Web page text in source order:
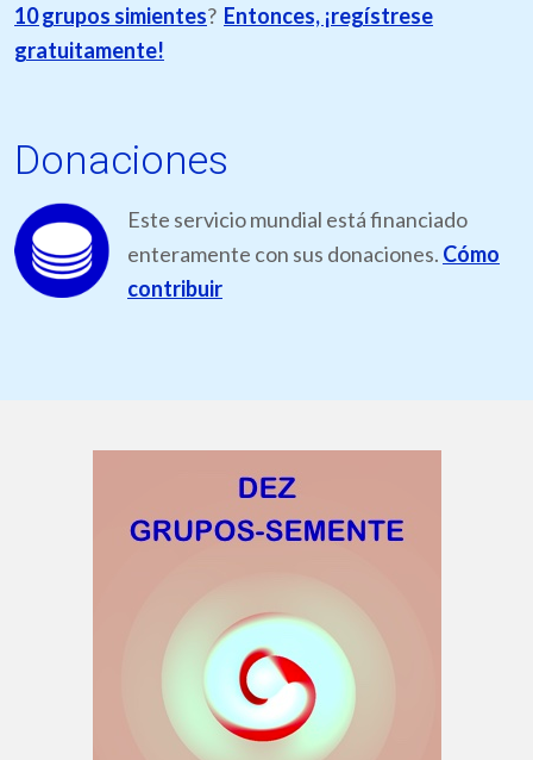
10 grupos simientes? Entonces, ¡regístrese
gratuitamente!
Donaciones
Este servicio mundial está financiado
enteramente con sus donaciones. Cómo
contribuir